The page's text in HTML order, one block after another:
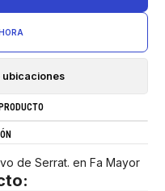
ubicaciones
de Serrat. en Fa Mayor